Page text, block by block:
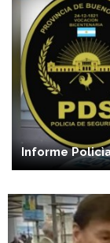
Informe